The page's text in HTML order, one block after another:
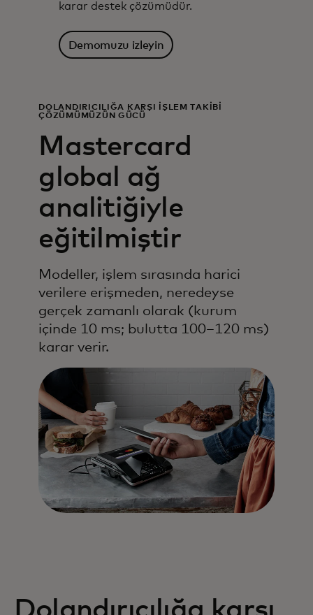
karar destek çözümüdür.
Demomuzu izleyin
DOLANDIRICILIĞA KARŞI İŞLEM TAKİBİ
ÇÖZÜMÜMÜZÜN GÜCÜ
Mastercard
global ağ
analitiğiyle
eğitilmiştir
Modeller, işlem sırasında harici
verilere erişmeden, neredeyse
gerçek zamanlı olarak (kurum
içinde 10 ms; bulutta 100–120 ms)
karar verir.